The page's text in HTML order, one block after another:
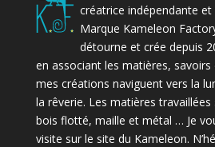
créatrice indépendante
Marque Kameleon
détourne et crée depuis
en associant les matières, savoirs
mes créations naviguent vers la
la rêverie. Les matières
bois flotté, maille et métal … Je
visite sur le site du Kameleon.